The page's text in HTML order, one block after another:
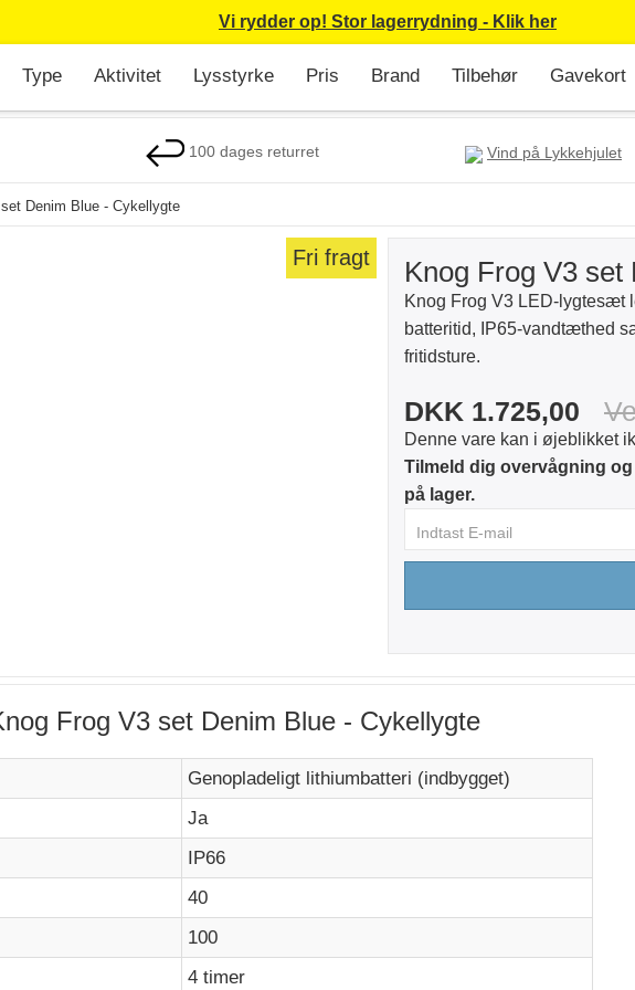
Vi rydder op! Stor lagerrydning - Klik her
Type Aktivitet Lysstyrke Pris Brand Tilbehør Gavekort
100 dages returret Vind på Lykkehjulet
Denim Blue - Cykellygte
Fri fragt Knog Frog V3
Knog Frog V3 LED-lygtesæt
batteritid, IP65-vandtæthed
fritidsture.
DKK 1.725,00
Denne vare kan i øjeblikket
Tilmeld dig overvågning
på lager.
Frog V3 set Denim Blue - Cykellygte
Genopladeligt lithiumbatteri (indbygget)
Ja
IP66
40
100
4 timer